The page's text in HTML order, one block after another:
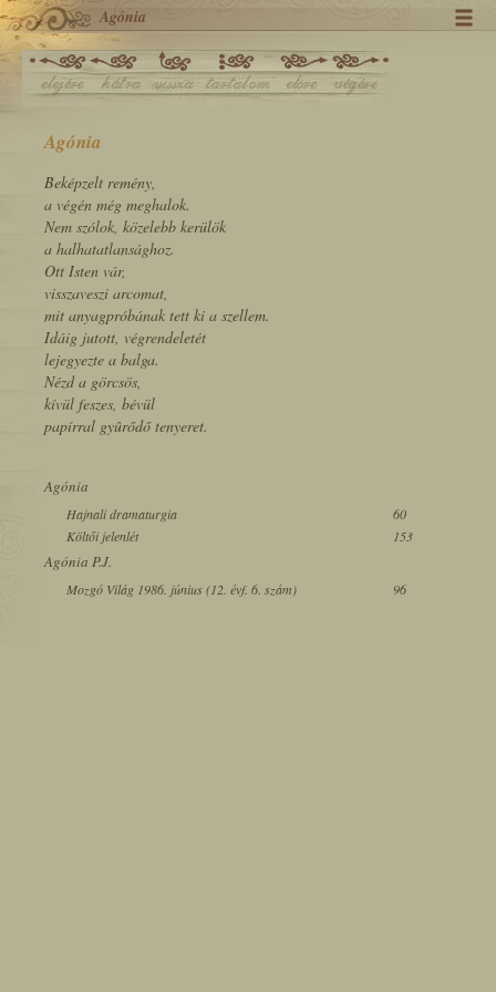
Agónia
Agónia
Beképzelt remény,
a végén még meghalok.
Nem szólok, közelebb kerülök
a halhatatlansághoz.
Ott Isten vár,
visszaveszi arcomat,
mit anyagpróbának tett ki a szellem.
Idáig jutott, végrendeletét
lejegyezte a balga.
Nézd a görcsös,
kívül feszes, bévül
papírral gyûrődő tenyeret.
Agónia
Hajnali dramaturgia
60
Költői jelenlét
153
Agónia P.J.
Mozgó Világ 1986. június (12. évf. 6. szám) 96